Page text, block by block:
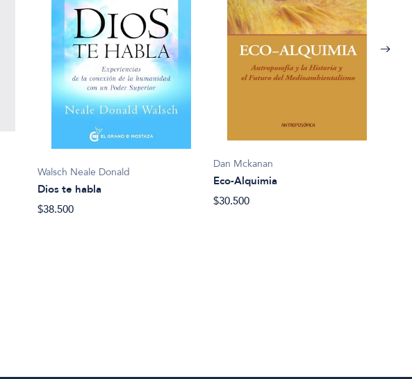
Walsch Neale Donald
Dios te habla
$38.500
Dan Mckanan
Eco-Alquimia
$30.500